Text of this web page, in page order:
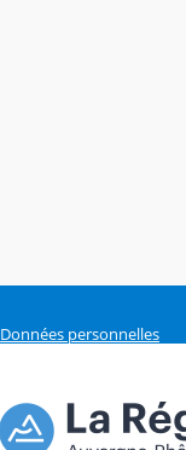
Données personnelles